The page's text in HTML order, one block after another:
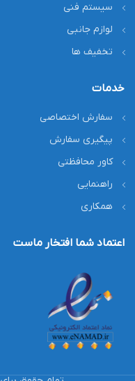
سیستم فنی
لوازم جانبی
تخفیف ها
خدمات
سفارش اختصاصی
پیگیری سفارش
کاور محافظتی
راهنمایی
همکاری
اعتماد شما افتخار ماست